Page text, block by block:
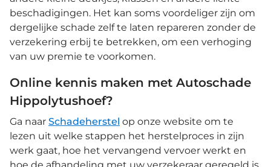
beschadigingen. Het kan soms voordeliger zijn om
dergelijke schade zelf te laten repareren zonder de
verzekering erbij te betrekken, om een verhoging
van uw premie te voorkomen.
Online kennis maken met Autoschade
Hippolytushoef?
Ga naar Schadeherstel op onze website om te
lezen uit welke stappen het herstelproces in zijn
werk gaat, hoe het vervangend vervoer werkt en
hoe de afhandeling met uw verzekeraar geregeld is.